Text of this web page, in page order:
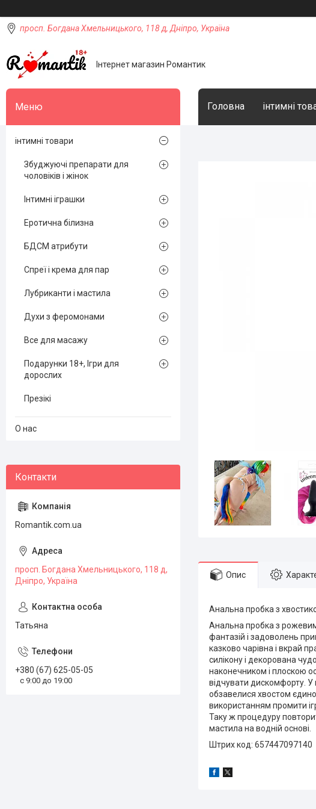
просп. Богдана Хмельницького, 118 д, Дніпро, Україна
Інтернет магазин Романтик
Головна інтимні
Опис
Анальна пробка з
Анальна пробка з рожевим
фантазій і задоволень
казково чарівна і вкрай
силікону і декорована
наконечником і плоскою
відчувати дискомфорту. У
обзавелися хвостом
використанням промити
Таку ж процедуру
мастила на водній основі.
Штрих код: 657447097140
інтимні товари
Збуджуючі препарати для
чоловіків і жінок
Інтимні іграшки
Еротична білизна
БДСМ атрибути
Спреї і крема для пар
Лубриканти і мастила
Духи з феромонами
Все для масажу
Подарунки 18+, Ігри для
дорослих
Презікі
О нас
Romantik.com.ua
просп. Богдана Хмельницького, 118 д,
Дніпро, Україна
Татьяна
+380 (67) 625-05-05
с 9:00 до 19:00